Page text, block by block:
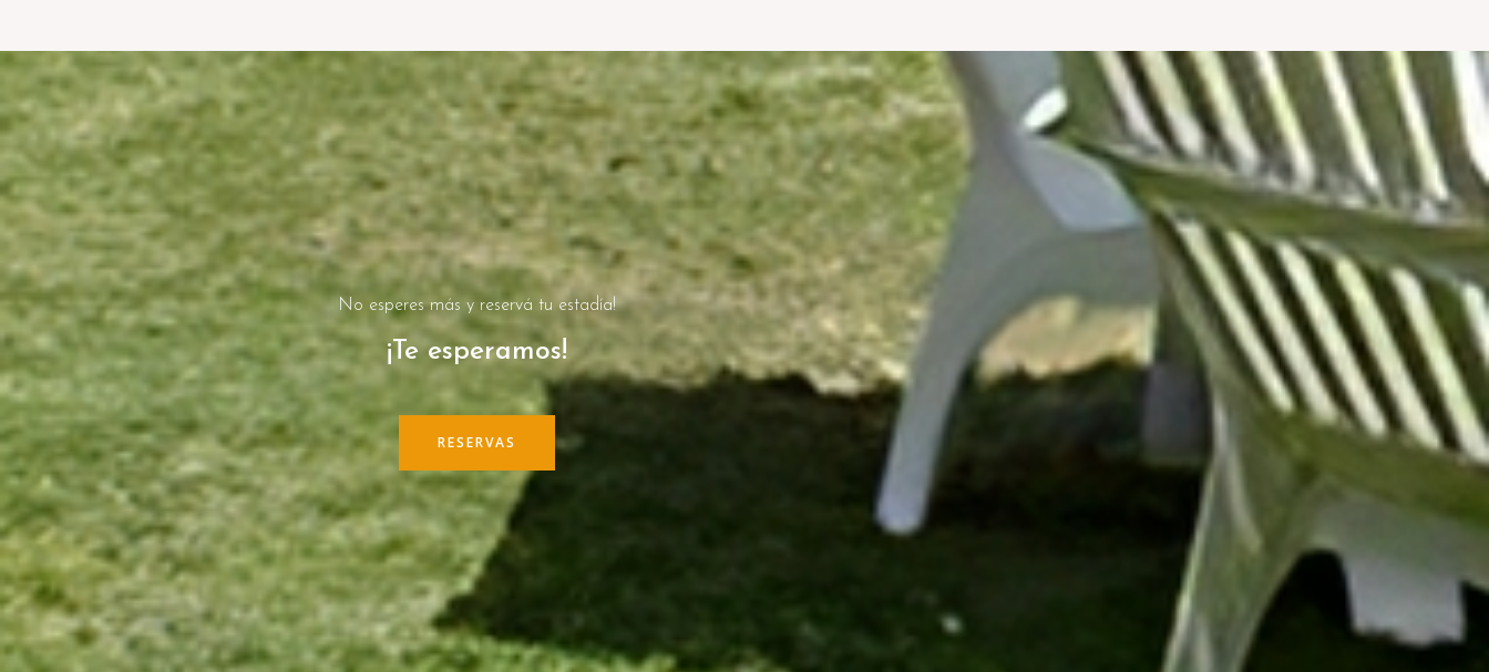
No esperes más y reservá tu estadía!
¡Te esperamos!
RESERVAS